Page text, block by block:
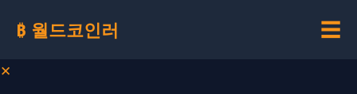
₿ 월드코인러 ☰
✕